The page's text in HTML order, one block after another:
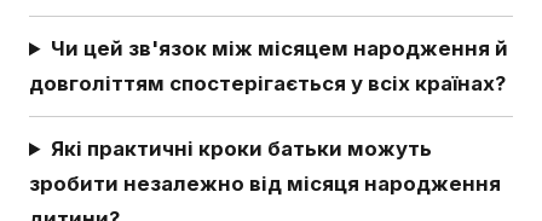
Чи цей зв'язок між місяцем народження й
довголіттям спостерігається у всіх країнах?
Які практичні кроки батьки можуть
зробити незалежно від місяця народження